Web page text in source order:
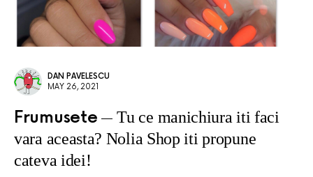
DAN PAVELESCU
MAY 26, 2021
Frumusete
Tu ce manichiura iti faci
vara aceasta? Nolia Shop iti propune
cateva idei!